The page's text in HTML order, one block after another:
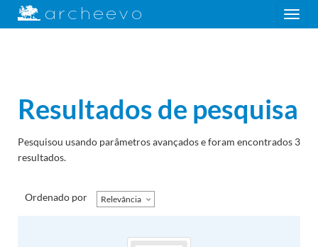
Toggle
navigation
Resultados de pesquisa
Pesquisou usando parâmetros avançados e foram encontrados 3
resultados.
Ordenado por Relevância